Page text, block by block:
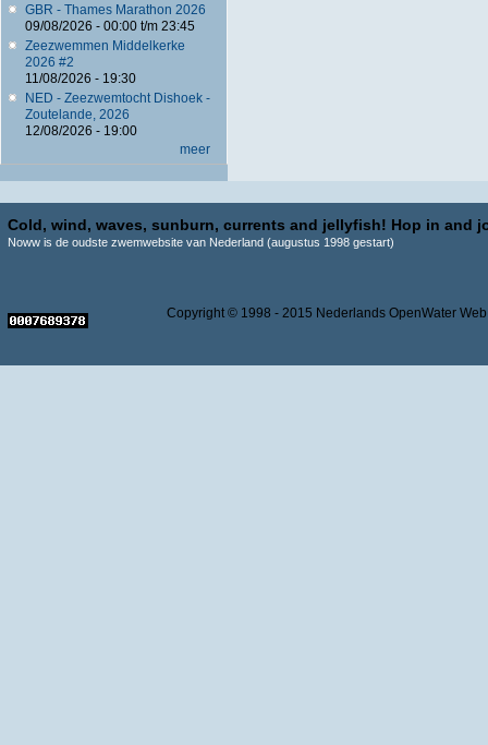
GBR - Thames Marathon 2026
09/08/2026 - 00:00t/m 23:45
Zeezwemmen Middelkerke
2026 #2
11/08/2026 - 19:30
NED - Zeezwemtocht Dishoek -
Zoutelande, 2026
12/08/2026 - 19:00
meer
Cold, wind, waves, sunburn, currents and jellyfish! Hop in and
Noww is de oudste zwemwebsite van Nederland (augustus 1998 gestart)
Copyright © 1998 - 2015 Nederlands OpenWater